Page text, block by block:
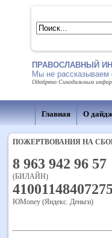
ПРАВОСЛАВНЫЙ
Мы не рассказываем
Одобрено Синодальным
Главная О
ПОЖЕРТВОВАНИЯ НА
8 963 942 96 57
(БИЛАЙН)
ЮMoney (Яндекс. Деньги)